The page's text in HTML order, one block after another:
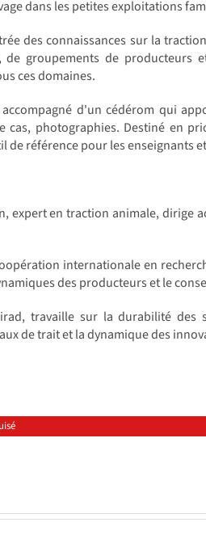
dans les petites exploitations
des connaissances sur la
groupements de producteurs
ces domaines.
d'un cédérom qui
cas, photographies. Destiné en
de référence pour les enseignants
expert en traction animale, dirige
internationale en
des producteurs et le
travaille sur la durabilité des
de trait et la dynamique des